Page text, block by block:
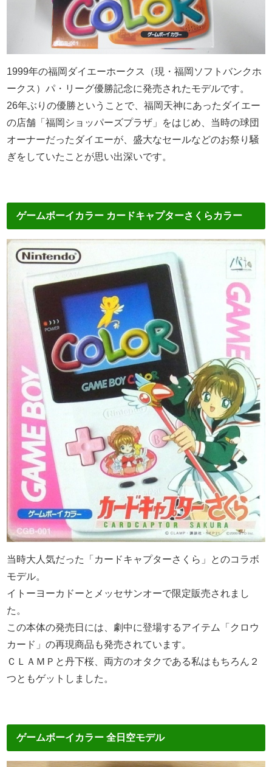
1999年の福岡ダイエーホークス（現・福岡ソフトバンクホ
ークス）パ・リーグ優勝記念に発売されたモデルです。
26年ぶりの優勝ということで、福岡天神にあったダイエー
の店舗「福岡ショッパーズプラザ」をはじめ、 当時の球団
オーナーだったダイエーが、盛大なセールなどのお祭り騒
ぎをしていたことが思い出深いです。
ゲームボーイカラー カードキャプターさくらカラー
当時大人気だった「カードキャプターさくら」とのコラボ
モデル。
イトーヨーカドーとメッセサンオーで限定販売されまし
た。
この本体の発売日には、劇中に登場するアイテム「クロウ
カード」の再現商品も発売されています。
ＣＬＡＭＰと丹下桜、両方のオタクである私はもちろん２
つともゲットしました。
ゲームボーイカラー 全日空モデル